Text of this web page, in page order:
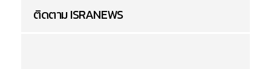
ติดตาม ISRANEWS